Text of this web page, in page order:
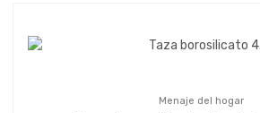
Menaje del hogar